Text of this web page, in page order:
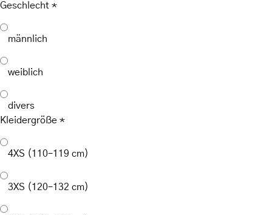
Geschlecht *
männlich
weiblich
divers
Kleidergröße *
4XS (110–119 cm)
3XS (120–132 cm)